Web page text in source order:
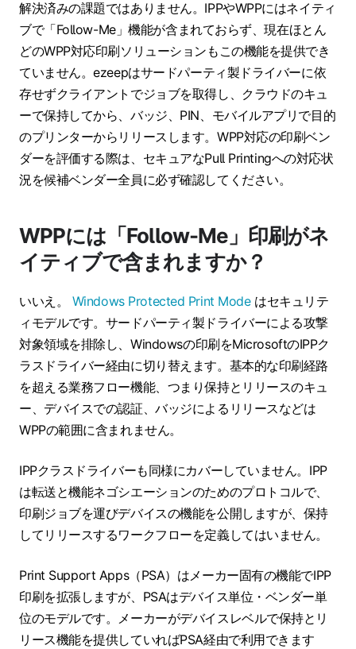
解決済みの課題ではありません。IPPやWPPにはネイティ
ブで「Follow-Me」機能が含まれておらず、現在ほとん
どのWPP対応印刷ソリューションもこの機能を提供でき
ていません。ezeepはサードパーティ製ドライバーに依
存せずクライアントでジョブを取得し、クラウドのキュ
ーで保持してから、バッジ、PIN、モバイルアプリで目的
のプリンターからリリースします。WPP対応の印刷ベン
ダーを評価する際は、セキュアなPull Printingへの対応状
況を候補ベンダー全員に必ず確認してください。
WPPには「Follow-Me」印刷がネ
イティブで含まれますか？
いいえ。 Windows Protected Print Modeはセキュリテ
ィモデルです。サードパーティ製ドライバーによる攻撃
対象領域を排除し、Windowsの印刷をMicrosoftのIPPク
ラスドライバー経由に切り替えます。基本的な印刷経路
を超える業務フロー機能、つまり保持とリリースのキュ
ー、デバイスでの認証、バッジによるリリースなどは
WPPの範囲に含まれません。
IPPクラスドライバーも同様にカバーしていません。IPP
は転送と機能ネゴシエーションのためのプロトコルで、
印刷ジョブを運びデバイスの機能を公開しますが、保持
してリリースするワークフローを定義してはいません。
Print Support Apps（PSA）はメーカー固有の機能でIPP
印刷を拡張しますが、PSAはデバイス単位・ベンダー単
位のモデルです。メーカーがデバイスレベルで保持とリ
リース機能を提供していればPSA経由で利用できます